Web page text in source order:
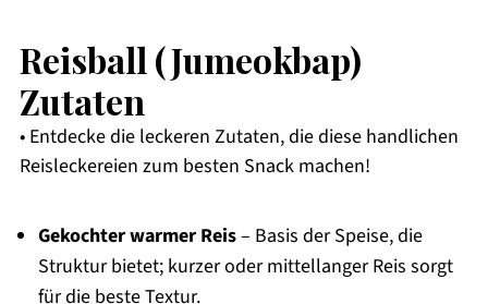
Reisball (Jumeokbap)
Zutaten
• Entdecke die leckeren Zutaten, die diese handlichen
Reisleckereien zum besten Snack machen!
Gekochter warmer Reis– Basis der Speise, die
Struktur bietet; kurzer oder mittellanger Reis sorgt
für die beste Textur.